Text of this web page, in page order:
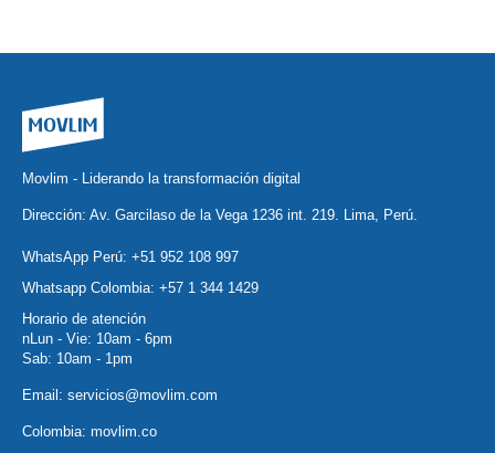
Movlim - Liderando la transformación digital
Dirección: Av. Garcilaso de la Vega 1236 int. 219. Lima, Perú.
WhatsApp Perú: +51 952 108 997
Whatsapp Colombia: +57 1 344 1429
Horario de atención
nLun - Vie: 10am - 6pm
Sab: 10am - 1pm
Email: servicios@movlim.com
Colombia: movlim.co